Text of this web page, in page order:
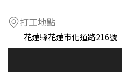
打工地點
花蓮縣花蓮市化道路216號